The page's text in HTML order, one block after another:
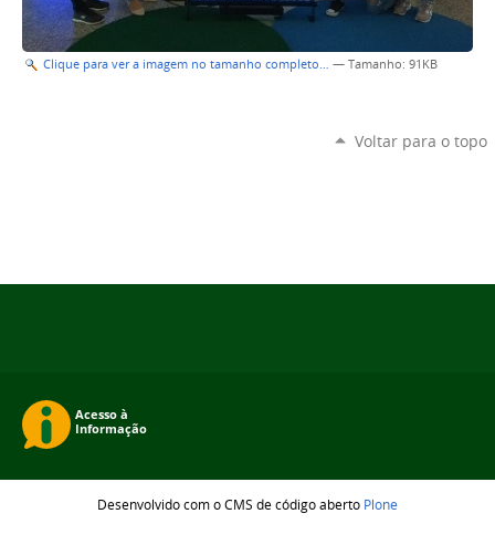
Clique para ver a imagem no tamanho completo… — Tamanho: 91KB
Voltar para o topo
Desenvolvido com o CMS de código aberto Plone